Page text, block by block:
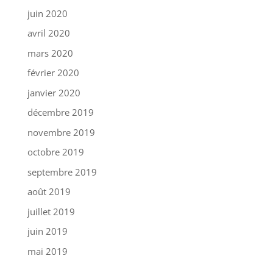
juin 2020
avril 2020
mars 2020
février 2020
janvier 2020
décembre 2019
novembre 2019
octobre 2019
septembre 2019
août 2019
juillet 2019
juin 2019
mai 2019